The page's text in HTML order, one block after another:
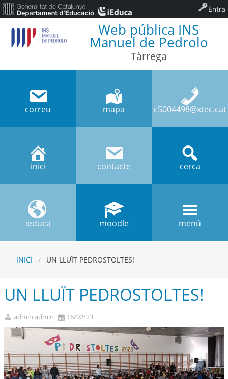
Web pública INS
Manuel de Pedrolo
Tàrrega
correu mapa c5004498@xtec.cat
inici contacte cerca
ieduca moodle menú
INICI UN LLUÏT PEDROSTOLTES!
UN LLUÏT PEDROSTOLTES!
admin admin 16/02/23
Entra